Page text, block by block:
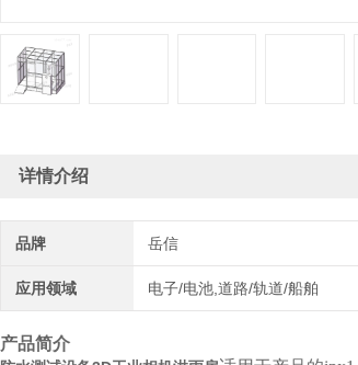
详情介绍
品牌 岳信
应用领域 电子/电池,道路/轨道/船舶
产品简介